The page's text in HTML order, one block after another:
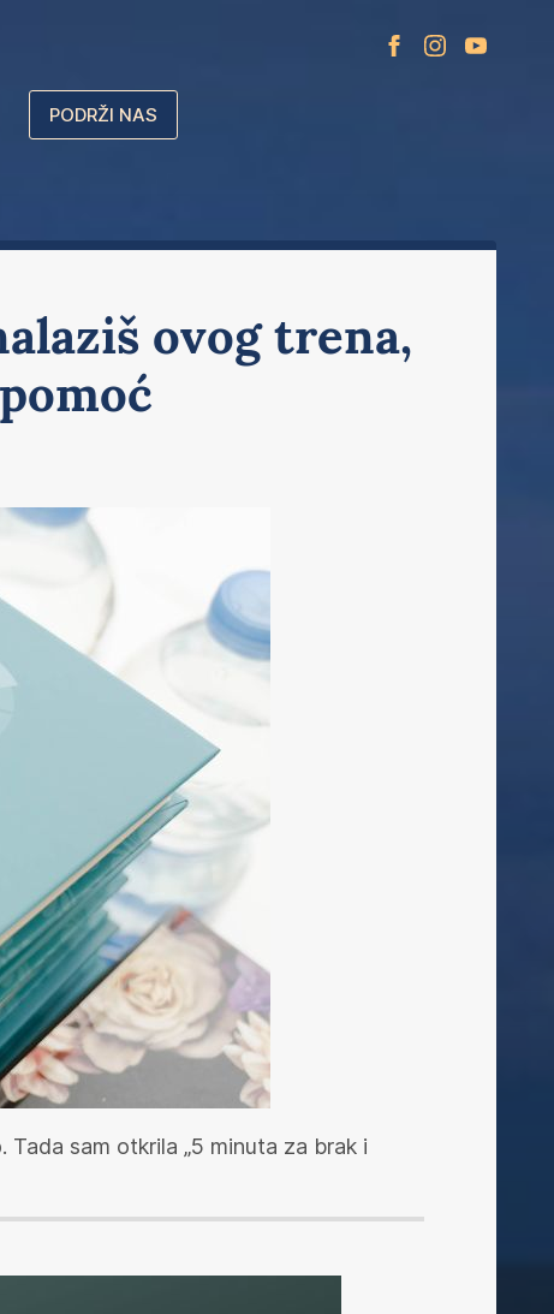
PODRŽI NAS
ovog trena,
sam otkrila „5 minuta za brak i